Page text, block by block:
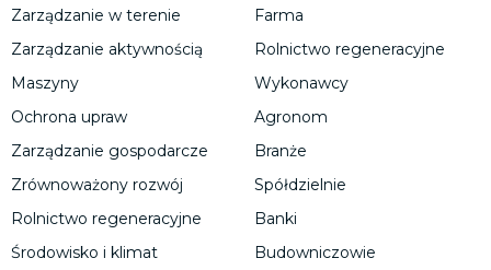
Zarządzanie w terenie
Zarządzanie aktywnością
Maszyny
Ochrona upraw
Zarządzanie gospodarcze
Zrównoważony rozwój
Rolnictwo regeneracyjne
Środowisko i klimat
Farma
Rolnictwo regeneracyjne
Wykonawcy
Agronom
Branże
Spółdzielnie
Banki
Budowniczowie